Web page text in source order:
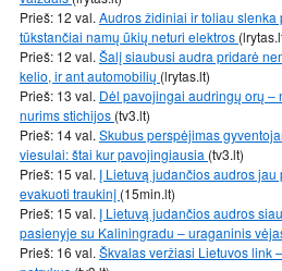
Prieš: 12 val. Audros židiniai ir toliau slenka
tūkstančiai namų ūkių neturi elektros
Prieš: 12 val. Šalį siaubusi audra pridarė
kelio, ir ant automobilių (lrytas.lt)
Prieš: 13 val. Dėl pavojingai audringų orų –
nurims stichijos (tv3.lt)
Prieš: 14 val. Skubus perspėjimas
viesulai: štai kur pavojingiausia (tv3.lt)
Prieš: 15 val. Į Lietuvą judančios audros
evakuoti traukinį (15min.lt)
Prieš: 15 val. Į Lietuvą judančios audros
pasienyje su Kaliningradu – uraganinis
Prieš: 16 val. Škvalas veržiasi Lietuvos link